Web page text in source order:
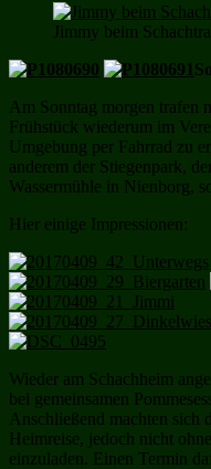
Jimmy beim
Am Sonntag morgen trafen
Frühstück wiederum im
Umgebung per Fahrrad zu
anderem der Stiegenpark,
Wassermühle in Nienborg,
Hier einige Impressionen:
Wieder am Schachheim
bei gemeinsamen
Anschließend machten sich
Heimreise, jedoch nicht
einzuladen. Einen Termin